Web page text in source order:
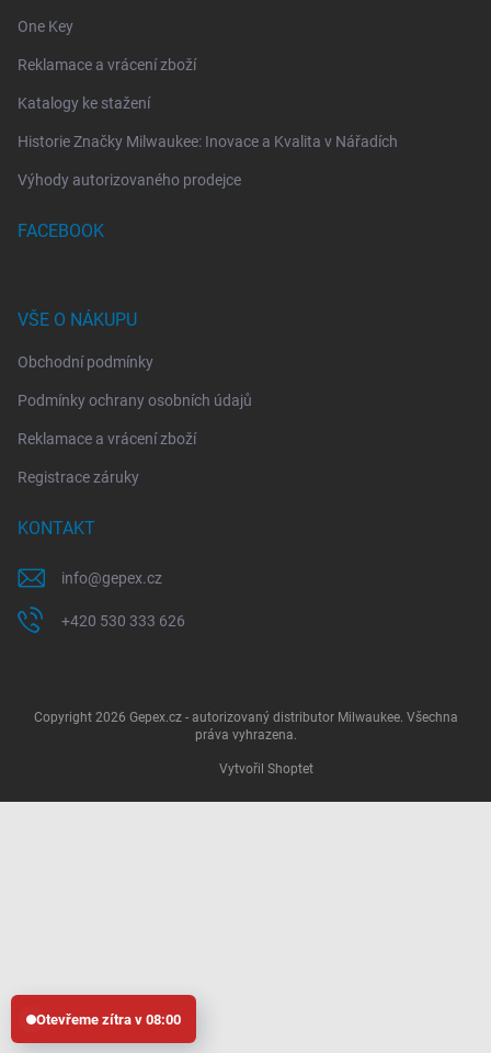
One Key
Reklamace a vrácení zboží
Katalogy ke stažení
Historie Značky Milwaukee: Inovace a Kvalita v Nářadích
Výhody autorizovaného prodejce
FACEBOOK
VŠE O NÁKUPU
Obchodní podmínky
Podmínky ochrany osobních údajů
Reklamace a vrácení zboží
Registrace záruky
KONTAKT
info@gepex.cz
+420 530 333 626
Vytvořil Shoptet
Copyright 2026 Gepex.cz - autorizovaný distributor Milwaukee. Všechna
práva vyhrazena.
Otevřeme zítra v 08:00